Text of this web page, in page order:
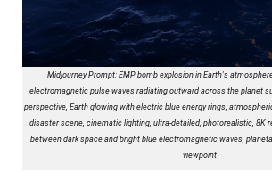
Midjourney Prompt: EMP bomb explosion in Earth's
electromagnetic pulse waves radiating outward across the planet
perspective, Earth glowing with electric blue energy rings,
disaster scene, cinematic lighting, ultra-detailed, photorealistic, 8K
between dark space and bright blue electromagnetic waves,
viewpoint